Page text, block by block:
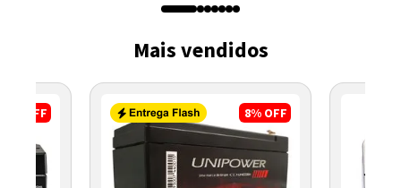
Mais vendidos
OFF 8% OFF